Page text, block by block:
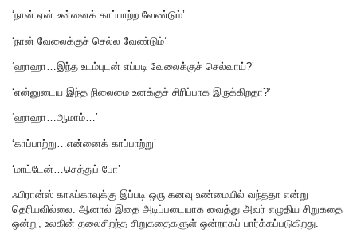
‘நான் ஏன் உன்னைக் காப்பாற்ற வேண்டும்’
‘நான் வேலைக்குச் செல்ல வேண்டும்’
‘ஹாஹா…இந்த உடம்புடன் எப்படி வேலைக்குச் செல்வாய்?’
‘என்னுடைய இந்த நிலைமை உனக்குச் சிரிப்பாக இருக்கிறதா?’
‘ஹாஹா…ஆமாம்‌…’
‘காப்பாற்று…என்னைக் காப்பாற்று’
‘மாட்டேன்…செத்துப் போ’
ஃபிரான்ஸ் காஃப்காவுக்கு இப்படி ஒரு கனவு உண்மையில் வந்ததா என்று
தெரியவில்லை. ஆனால் இதை அடிப்படையாக வைத்து அவர் எழுதிய சிறுகதை
ஒன்று, உலகின் தலைசிறந்த சிறுகதைகளுள் ஒன்றாகப் பார்க்கப்படுகிறது.